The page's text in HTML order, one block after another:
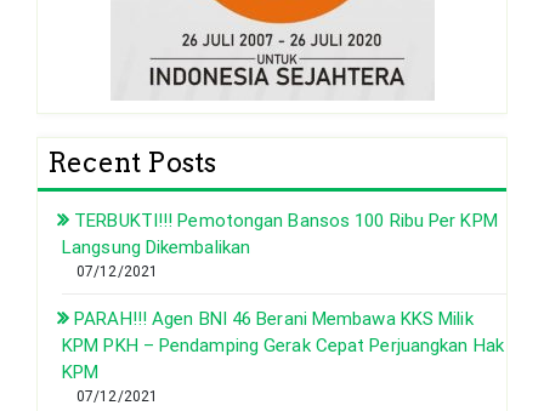
Recent Posts
TERBUKTI!!! Pemotongan Bansos 100 Ribu Per KPM
Langsung Dikembalikan
07/12/2021
PARAH!!! Agen BNI 46 Berani Membawa KKS Milik
KPM PKH – Pendamping Gerak Cepat Perjuangkan Hak
KPM
07/12/2021